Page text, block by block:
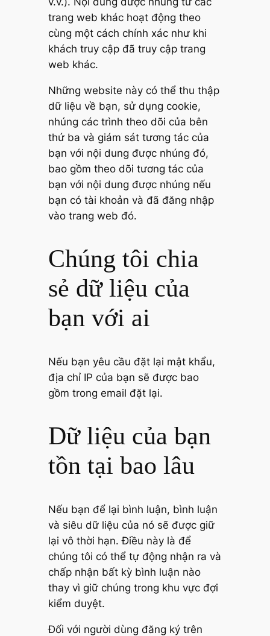
trang web khác hoạt động theo
cùng một cách chính xác như khi
khách truy cập đã truy cập trang
web khác.
Những website này có thể thu thập
dữ liệu về bạn, sử dụng cookie,
nhúng các trình theo dõi của bên
thứ ba và giám sát tương tác của
bạn với nội dung được nhúng đó,
bao gồm theo dõi tương tác của
bạn với nội dung được nhúng nếu
bạn có tài khoản và đã đăng nhập
vào trang web đó.
Chúng tôi chia
sẻ dữ liệu của
bạn với ai
Nếu bạn yêu cầu đặt lại mật khẩu,
địa chỉ IP của bạn sẽ được bao
gồm trong email đặt lại.
Dữ liệu của bạn
tồn tại bao lâu
Nếu bạn để lại bình luận, bình luận
và siêu dữ liệu của nó sẽ được giữ
lại vô thời hạn. Điều này là để
chúng tôi có thể tự động nhận ra và
chấp nhận bất kỳ bình luận nào
thay vì giữ chúng trong khu vực đợi
kiểm duyệt.
Đối với người dùng đăng ký trên